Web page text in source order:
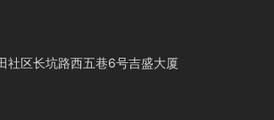
社区长坑路西五巷6号吉盛大厦